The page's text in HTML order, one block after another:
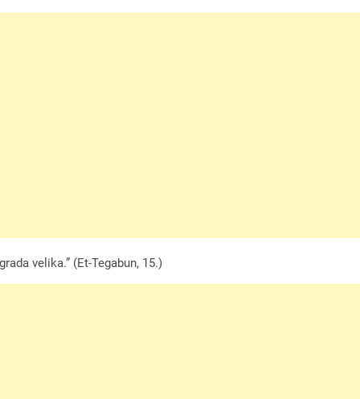
velika.” (Et-Tegabun, 15.)